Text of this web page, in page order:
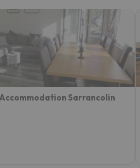
yo.
Accommodation Sarrancolin